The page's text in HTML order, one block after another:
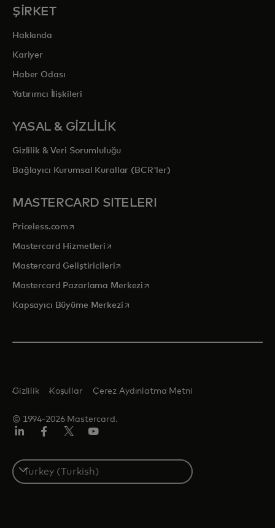
ŞİRKET
Hakkında
Kariyer
Haber Odası
Yatırımcı İlişkileri
YASAL & GİZLİLİK
Gizlilik & Veri Sorumluluğu
Bağlayıcı Kurumsal Kurallar (BCR'ler)
MASTERCARD SITELERI
Priceless.com opens in a new tab
Mastercard Hizmetleri opens in a new tab
Mastercard Geliştiricileriopens in a new tab
Mastercard Pazarlama Merkezi opens in a new tab
Kapsayıcı Büyüme Merkeziopens in a new tab
© 1994-2026 Mastercard.
Gizlilik Koşullar Çerez Aydınlatma Metni
Select
a
country